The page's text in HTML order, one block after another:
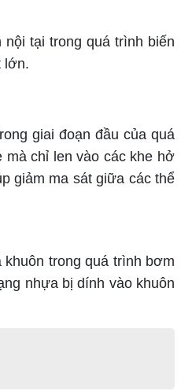
tại trong quá trình biến
lớn.
giai đoạn đầu của quá
mà chỉ len vào các khe hở
giảm ma sát giữa các thể
trong quá trình bơm
nhựa bị dính vào khuôn